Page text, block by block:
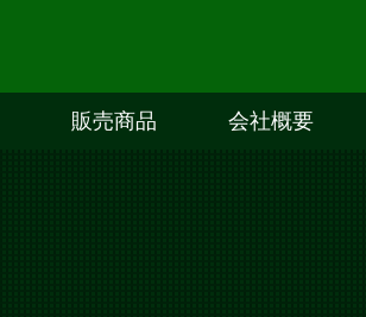
販売商品 会社概要